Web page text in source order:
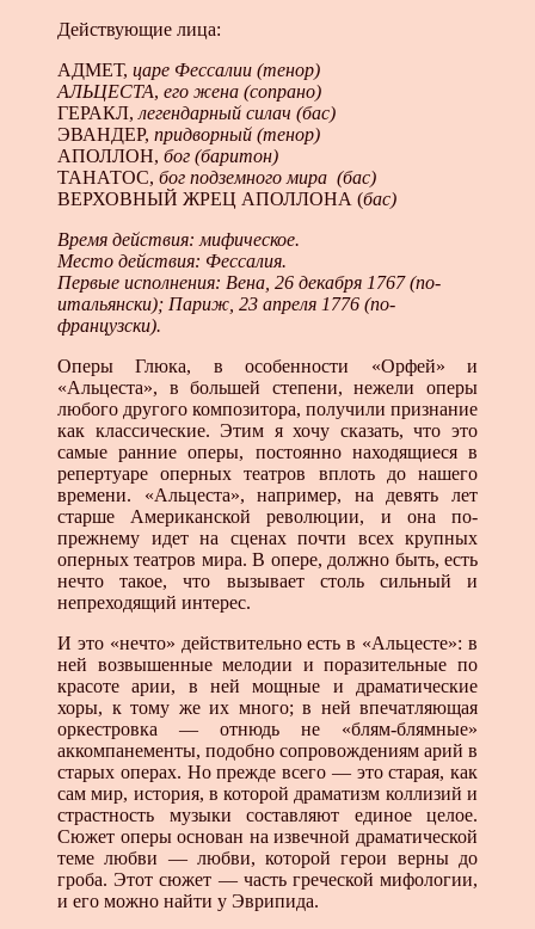
Действующие лица:
АДМЕТ, царе Фессалии (тенор)
АЛЬЦЕСТА, его жена (сопрано)
ГЕРАКЛ, легендарный силач (бас)
ЭВАНДЕР, придворный (тенор)
АПОЛЛОН, бог (баритон)
ТАНАТОС, бог подземного мира (бас)
ВЕРХОВНЫЙ ЖРЕЦ АПОЛЛОНА (бас)
Время действия: мифическое.
Место действия: Фессалия.
Первые исполнения: Вена, 26 декабря 1767 (по-
итальянски); Париж, 23 апреля 1776 (по-
французски).
Оперы Глюка, в особенности «Орфей» и
«Альцеста», в большей степени, нежели оперы
любого другого композито­ра, получили признание
как классические. Этим я хочу ска­зать, что это
самые ранние оперы, постоянно находящиеся в
репертуаре оперных театров вплоть до нашего
времени. «Альцеста», например, на девять лет
старше Американской революции, и она по-
прежнему идет на сценах почти всех крупных
оперных театров мира. В опере, должно быть, есть
нечто такое, что вызывает столь сильный и
непреходящий интерес.
И это «нечто» действительно есть в «Альцесте»: в
ней возвышен­ные мелодии и поразительные по
красоте арии, в ней мощные и драматические
хоры, к тому же их много; в ней впечатляющая
оркестровка — отнюдь не «блям-блямные»
аккомпанементы, подобно сопровождениям арий в
старых операх. Но преж­де всего — это старая, как
сам мир, история, в которой драма­тизм коллизий и
страстность музыки составляют единое це­лое.
Сюжет оперы основан на извечной драматической
теме любви — любви, которой герои верны до
гроба. Этот сюжет — часть греческой мифологии,
и его можно найти у Эврипида.